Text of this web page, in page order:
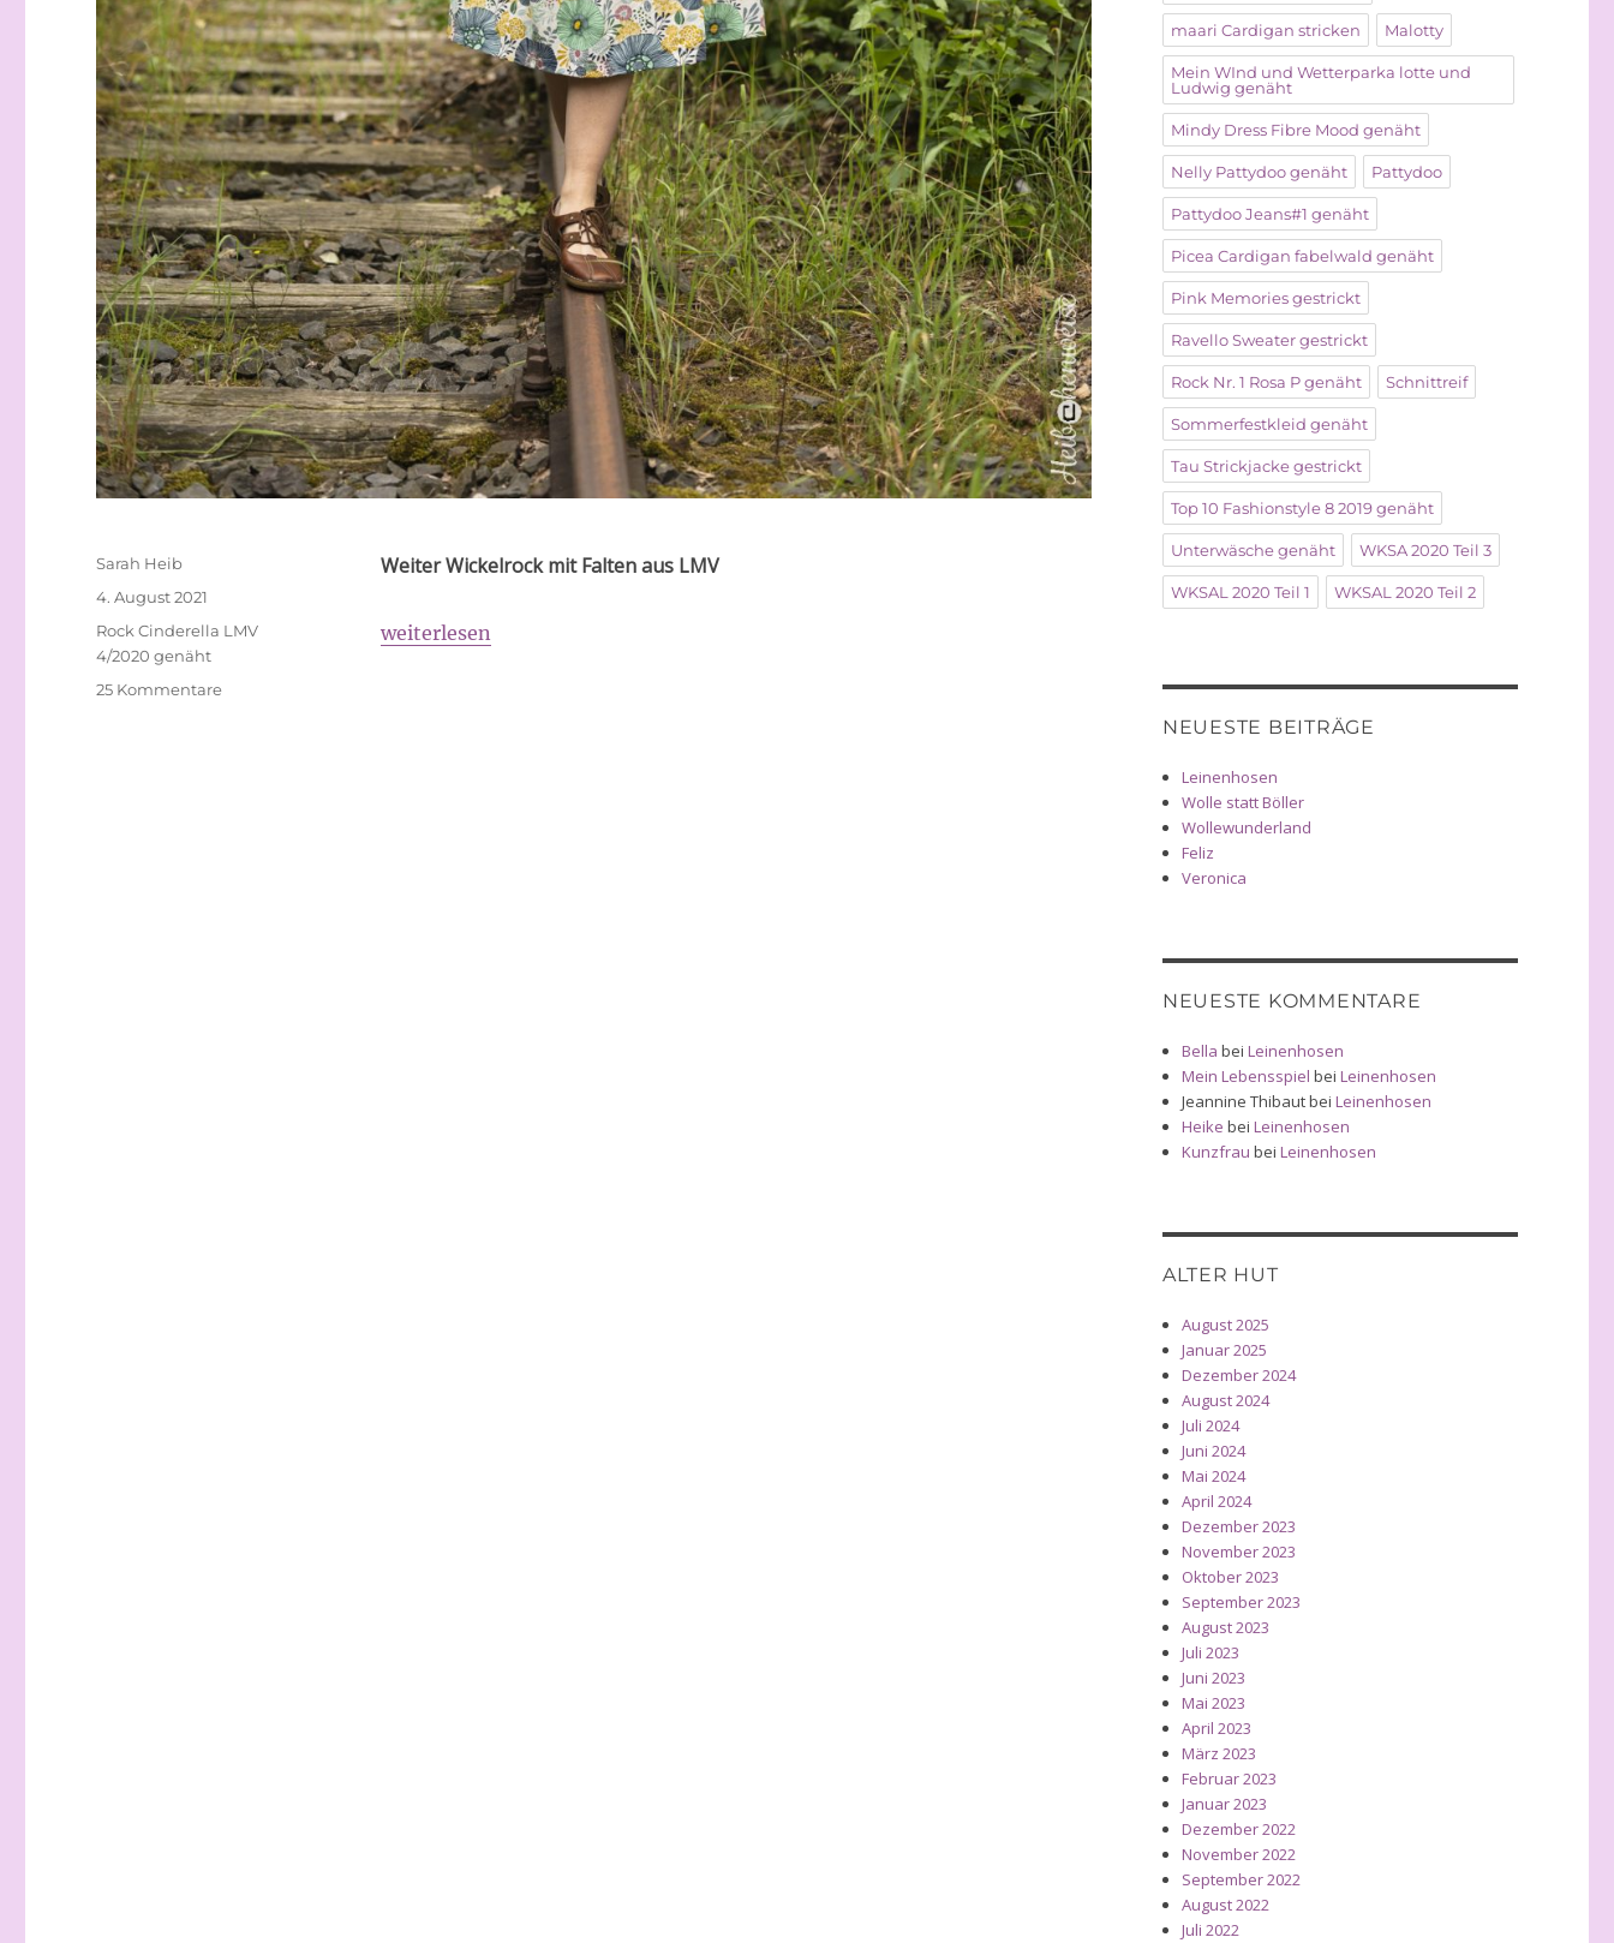
Weiter Wickelrock mit Falten aus LMV
„Cinderella“
weiterlesen
Autor
Sarah Heib
Veröffentlicht
4. August 2021
Schlagwörter
Rock Cinderella LMV
4/2020 genäht
25 Kommentarezu
maari Cardigan stricken Malotty
Mein WInd und Wetterparka lotte und
Ludwig genäht
Mindy Dress Fibre Mood genäht
Nelly Pattydoo genäht Pattydoo
Pattydoo Jeans#1 genäht
Picea Cardigan fabelwald genäht
Pink Memories gestrickt
Ravello Sweater gestrickt
Rock Nr. 1 Rosa P genäht Schnittreif
Sommerfestkleid genäht
Tau Strickjacke gestrickt
Top 10 Fashionstyle 8 2019 genäht
Unterwäsche genäht WKSA 2020 Teil 3
WKSAL 2020 Teil 1 WKSAL 2020 Teil 2
NEUESTE BEITRÄGE
Leinenhosen
Wolle statt Böller
Wollewunderland
Feliz
Veronica
NEUESTE KOMMENTARE
Bella beiLeinenhosen
Mein Lebensspiel beiLeinenhosen
Jeannine ThibautbeiLeinenhosen
Heike beiLeinenhosen
Kunzfrau beiLeinenhosen
ALTER HUT
August 2025
Januar 2025
Dezember 2024
August 2024
Juli 2024
Juni 2024
Mai 2024
April 2024
Dezember 2023
November 2023
Oktober 2023
September 2023
August 2023
Juli 2023
Juni 2023
Mai 2023
April 2023
März 2023
Februar 2023
Januar 2023
Dezember 2022
November 2022
September 2022
August 2022
Juli 2022